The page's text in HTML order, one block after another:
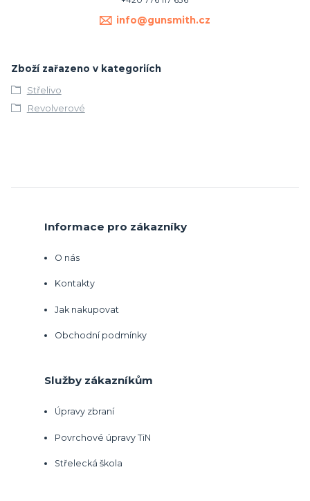
info@gunsmith.cz
Zboží zařazeno v kategoriích
Střelivo
Revolverové
Informace pro zákazníky
O nás
Kontakty
Jak nakupovat
Obchodní podmínky
Služby zákazníkům
Úpravy zbraní
Povrchové úpravy TiN
Střelecká škola